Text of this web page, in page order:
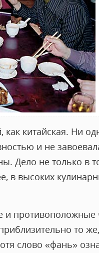
китайская. Ни
и не
Дело не только в
в высоких
и противоположные
то
слово «фань»